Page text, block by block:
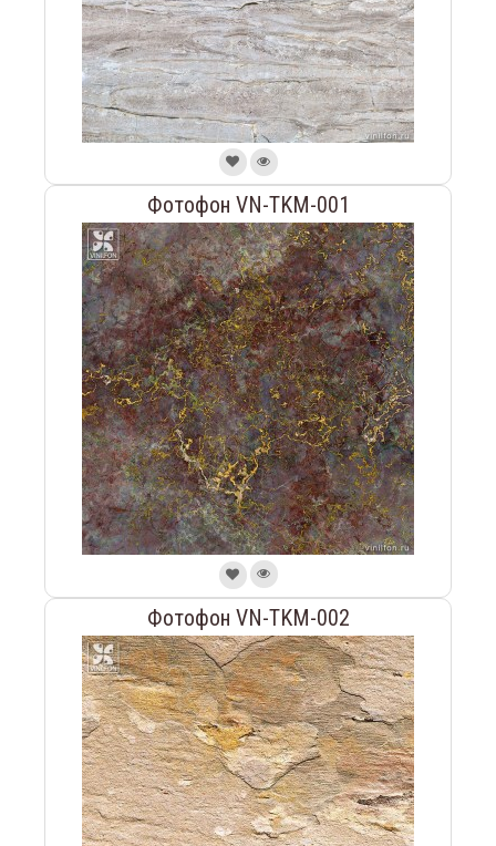
Фотофон VN-TKM-001
Фотофон VN-TKM-002